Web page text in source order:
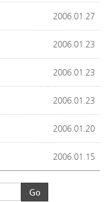
2006.01.27
2006.01.23
2006.01.23
2006.01.23
2006.01.20
2006.01.15